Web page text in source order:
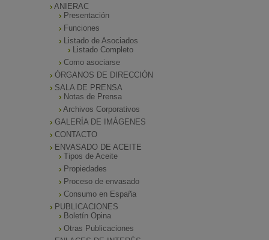
ANIERAC
Presentación
Funciones
Listado de Asociados
Listado Completo
Como asociarse
ÓRGANOS DE DIRECCIÓN
SALA DE PRENSA
Notas de Prensa
Archivos Corporativos
GALERÍA DE IMÁGENES
CONTACTO
ENVASADO DE ACEITE
Tipos de Aceite
Propiedades
Proceso de envasado
Consumo en España
PUBLICACIONES
Boletín Opina
Otras Publicaciones